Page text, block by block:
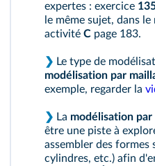
expertes : exercice
le même sujet, dans
activité C page 183.
❯ Le type de
modélisation par
exemple, regarder la
❯ La modélisation
être une piste à
assembler des formes
cylindres, etc.) afin